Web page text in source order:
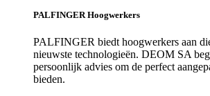
PALFINGER Hoogwerkers
PALFINGER biedt hoogwerkers aan
nieuwste technologieën. DEOM SA
persoonlijk advies om de perfect
bieden.